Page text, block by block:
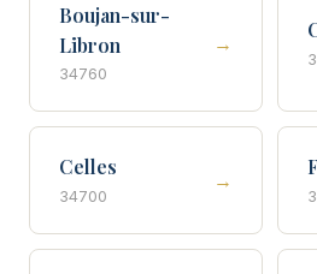
Boujan-sur-
Libron
34760
→
Celles
34700
→